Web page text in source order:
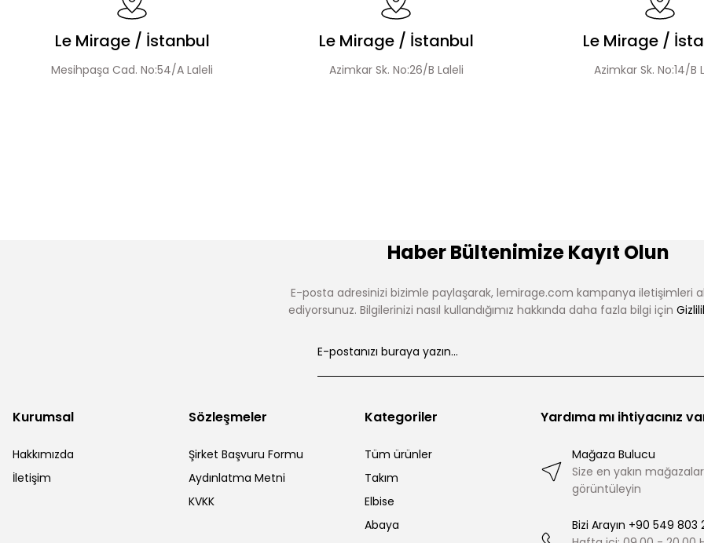
El Yapımı Boncuk İşlemeli Yakası Fırfırlı Ceket Etek Takım Leopar Desen Dantel Detaylı Bluz Ve Etek Takım
Le Mirage / İstanbul
Mesihpaşa Cad. No:54/A Laleli
Le Mirage / İstanbul
Azimkar Sk. No:26/B Laleli
Le Mirage /
Azimkar Sk. No:14/B
Haber Bültenimize Kayıt Olun
E-posta adresinizi bizimle paylaşarak, lemirage.com kampanya iletişimleri
ediyorsunuz. Bilgilerinizi nasıl kullandığımız hakkında daha fazla bilgi için
Kurumsal
Hakkımızda
İletişim
Sözleşmeler
Şirket Başvuru Formu
Aydınlatma Metni
KVKK
Kategoriler
Tüm ürünler
Takım
Elbise
Abaya
Yardıma mı ihtiyacınız
Mağaza Bulucu
Size en yakın
görüntüleyin
Bizi Arayın +90 549 803